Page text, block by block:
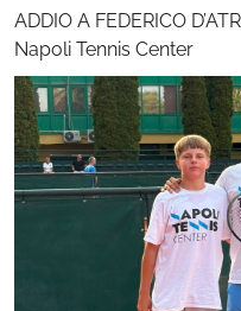
ADDIO A FEDERICO
Napoli Tennis Center